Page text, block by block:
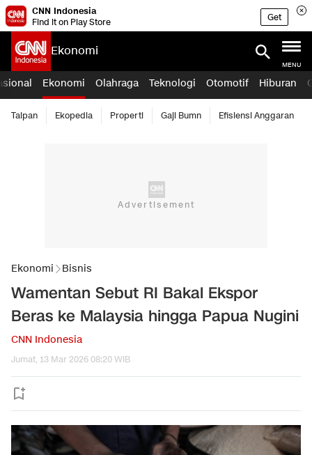
CNN Indonesia
Find it on Play Store
Get
Ekonomi
MENU
Ekonomi Olahraga Teknologi Otomotif Hiburan
Taipan Ekopedia Properti Gaji Bumn Efisiensi Anggaran
Ekonomi Bisnis
Wamentan Sebut RI Bakal Ekspor
Beras ke Malaysia hingga Papua Nugini
CNN Indonesia
Jumat, 13 Mar 2026 08:20 WIB